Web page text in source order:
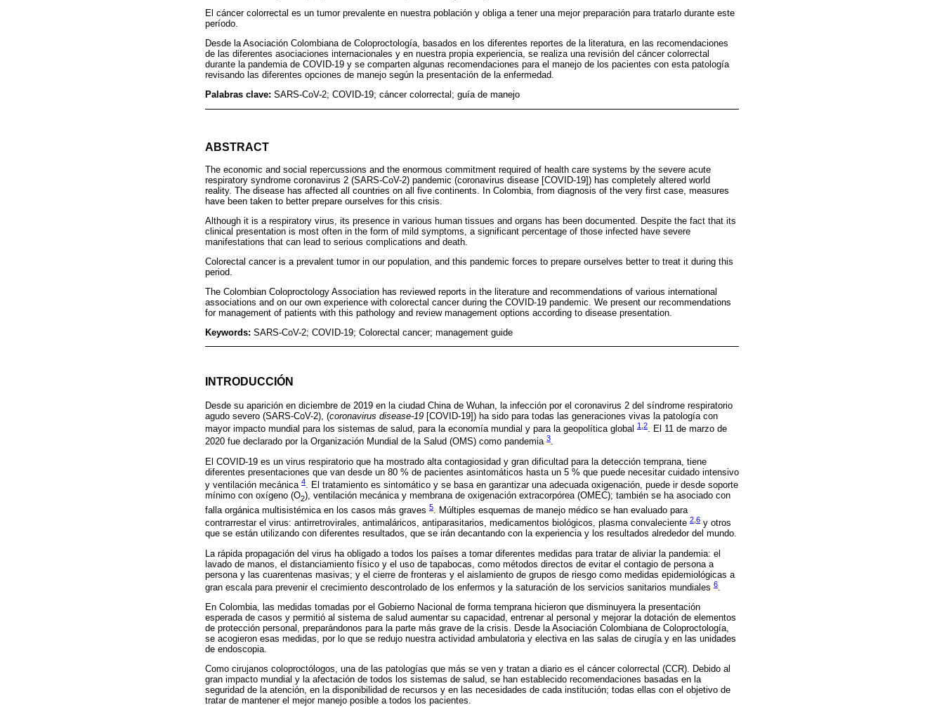
El cáncer colorrectal es un tumor prevalente en nuestra población y obliga a tener una mejor preparación para tratarlo durante este
período.
Desde la Asociación Colombiana de Coloproctología, basados en los diferentes reportes de la literatura, en las recomendaciones
de las diferentes asociaciones internacionales y en nuestra propia experiencia, se realiza una revisión del cáncer colorrectal
durante la pandemia de COVID-19 y se comparten algunas recomendaciones para el manejo de los pacientes con esta patología
revisando las diferentes opciones de manejo según la presentación de la enfermedad.
Palabras clave: SARS-CoV-2; COVID-19; cáncer colorrectal; guía de manejo
ABSTRACT
The economic and social repercussions and the enormous commitment required of health care systems by the severe acute
respiratory syndrome coronavirus 2 (SARS-CoV-2) pandemic (coronavirus disease [COVID-19]) has completely altered world
reality. The disease has affected all countries on all five continents. In Colombia, from diagnosis of the very first case, measures
have been taken to better prepare ourselves for this crisis.
Although it is a respiratory virus, its presence in various human tissues and organs has been documented. Despite the fact that its
clinical presentation is most often in the form of mild symptoms, a significant percentage of those infected have severe
manifestations that can lead to serious complications and death.
Colorectal cancer is a prevalent tumor in our population, and this pandemic forces to prepare ourselves better to treat it during this
period.
The Colombian Coloproctology Association has reviewed reports in the literature and recommendations of various international
associations and on our own experience with colorectal cancer during the COVID-19 pandemic. We present our recommendations
for management of patients with this pathology and review management options according to disease presentation.
Keywords: SARS-CoV-2; COVID-19; Colorectal cancer; management guide
INTRODUCCIÓN
Desde su aparición en diciembre de 2019 en la ciudad China de Wuhan, la infección por el coronavirus 2 del síndrome respiratorio
agudo severo (SARS-CoV-2), (coronavirus disease-19 [COVID-19]) ha sido para todas las generaciones vivas la patología con
mayor impacto mundial para los sistemas de salud, para la economía mundial y para la geopolítica global 1 2. El 11 de marzo de
2020 fue declarado por la Organización Mundial de la Salud (OMS) como pandemia 3.
El COVID-19 es un virus respiratorio que ha mostrado alta contagiosidad y gran dificultad para la detección temprana, tiene
diferentes presentaciones que van desde un 80 % de pacientes asintomáticos hasta un 5 % que puede necesitar cuidado intensivo
y ventilación mecánica 4
. El tratamiento es sintomático y se basa en garantizar una adecuada oxigenación, puede ir desde soporte
mínimo con oxígeno (O2), ventilación mecánica y membrana de oxigenación extracorpórea (OMEC); también se ha asociado con
falla orgánica multisistémica en los casos más graves 5. Múltiples esquemas de manejo médico se han evaluado para
contrarrestar el virus: antirretrovirales, antimaláricos, antiparasitarios, medicamentos biológicos, plasma convaleciente 2 6 y otros
que se están utilizando con diferentes resultados, que se irán decantando con la experiencia y los resultados alrededor del mundo.
La rápida propagación del virus ha obligado a todos los países a tomar diferentes medidas para tratar de aliviar la pandemia: el
lavado de manos, el distanciamiento físico y el uso de tapabocas, como métodos directos de evitar el contagio de persona a
persona y las cuarentenas masivas; y el cierre de fronteras y el aislamiento de grupos de riesgo como medidas epidemiológicas a
gran escala para prevenir el crecimiento descontrolado de los enfermos y la saturación de los servicios sanitarios mundiales 6
En Colombia, las medidas tomadas por el Gobierno Nacional de forma temprana hicieron que disminuyera la presentación
esperada de casos y permitió al sistema de salud aumentar su capacidad, entrenar al personal y mejorar la dotación de elementos
de protección personal, preparándonos para la parte más grave de la crisis. Desde la Asociación Colombiana de Coloproctología,
se acogieron esas medidas, por lo que se redujo nuestra actividad ambulatoria y electiva en las salas de cirugía y en las unidades
de endoscopia.
Como cirujanos coloproctólogos, una de las patologías que más se ven y tratan a diario es el cáncer colorrectal (CCR). Debido al
gran impacto mundial y la afectación de todos los sistemas de salud, se han establecido recomendaciones basadas en la
seguridad de la atención, en la disponibilidad de recursos y en las necesidades de cada institución; todas ellas con el objetivo de
tratar de mantener el mejor manejo posible a todos los pacientes.